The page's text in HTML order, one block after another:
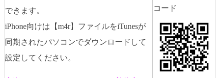
できます。
iPhone向けは【m4r】ファイルをiTunesが
同期されたパソコンでダウンロードして
設定してください。
コード